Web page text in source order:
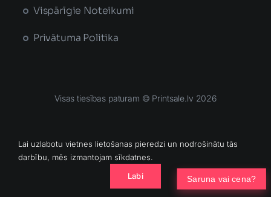
Vispārīgie Noteikumi
Privātuma Politika
Visas tiesības paturam © Printsale.lv 2026
Lai uzlabotu vietnes lietošanas pieredzi un nodrošinātu tās
darbību, mēs izmantojam sīkdatnes.
Labi
Saruna vai cena?